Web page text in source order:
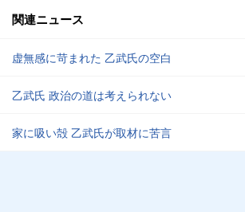
関連ニュース
虚無感に苛まれた 乙武氏の空白
乙武氏 政治の道は考えられない
家に吸い殻 乙武氏が取材に苦言